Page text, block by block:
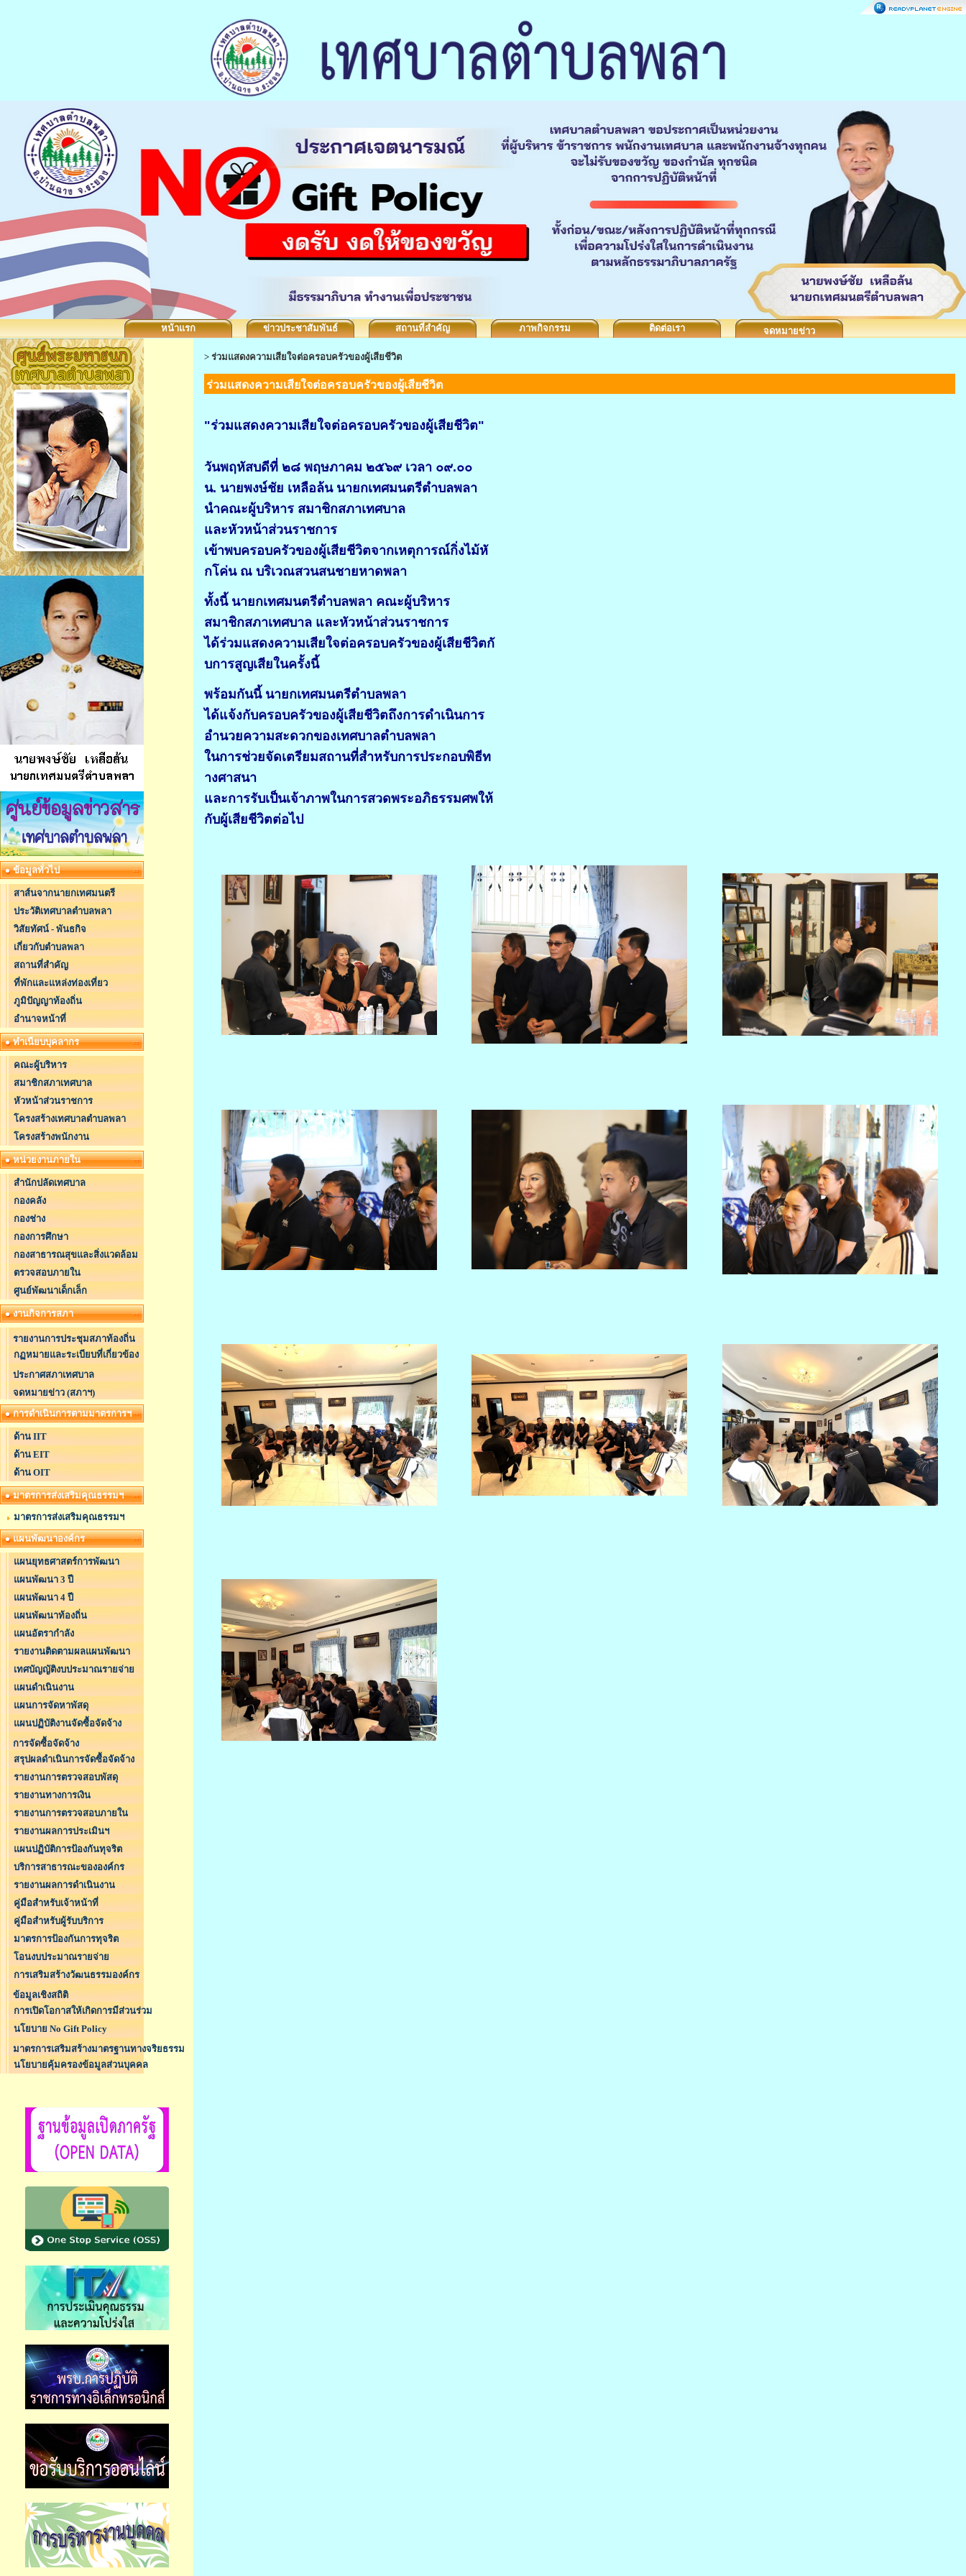
หน้าแรก ข่าวประชาสัมพันธ์ สถานที่สำคัญ ภาพกิจกรรม ติดต่อเรา จดหมายข่าว
ข้อมูลทั่วไป
สาส์นจากนายกเทศมนตรี
ประวัติเทศบาลตำบลพลา
วิสัยทัศน์ - พันธกิจ
เกี่ยวกับตำบลพลา
สถานที่สำคัญ
ที่พักและแหล่งท่องเที่ยว
ภูมิปัญญาท้องถิ่น
อำนาจหน้าที่
ทำเนียบบุคลากร
คณะผู้บริหาร
สมาชิกสภาเทศบาล
หัวหน้าส่วนราชการ
โครงสร้างเทศบาลตำบลพลา
โครงสร้างพนักงาน
หน่วยงานภายใน
สำนักปลัดเทศบาล
กองคลัง
กองช่าง
กองการศึกษา
กองสาธารณสุขและสิ่งแวดล้อม
ตรวจสอบภายใน
ศูนย์พัฒนาเด็กเล็ก
งานกิจการสภา
รายงานการประชุมสภาท้องถิ่น
กฏหมายและระเบียบที่เกี่ยวข้อง
ประกาศสภาเทศบาล
จดหมายข่าว (สภาฯ)
การดำเนินการตามมาตรการฯ
ด้าน IIT
ด้าน EIT
ด้าน OIT
มาตรการส่งเสริมคุณธรรมฯ
มาตรการส่งเสริมคุณธรรมฯ
แผนพัฒนาองค์กร
แผนยุทธศาสตร์การพัฒนา
แผนพัฒนา 3 ปี
แผนพัฒนา 4 ปี
แผนพัฒนาท้องถิ่น
แผนอัตรากำลัง
รายงานติดตามผลแผนพัฒนา
เทศบัญญัติงบประมาณรายจ่าย
แผนดำเนินงาน
แผนการจัดหาพัสดุ
แผนปฏิบัติงานจัดซื้อจัดจ้าง
การจัดซื้อจัดจ้าง
สรุปผลดำเนินการจัดซื้อจัดจ้าง
รายงานการตรวจสอบพัสดุ
รายงานทางการเงิน
รายงานการตรวจสอบภายใน
รายงานผลการประเมินฯ
แผนปฏิบัติการป้องกันทุจริต
บริการสาธารณะขององค์กร
รายงานผลการดำเนินงาน
คู่มือสำหรับเจ้าหน้าที่
คู่มือสำหรับผู้รับบริการ
มาตรการป้องกันการทุจริต
โอนงบประมาณรายจ่าย
การเสริมสร้างวัฒนธรรมองค์กร
ข้อมูลเชิงสถิติ
การเปิดโอกาสให้เกิดการมีส่วนร่วม
นโยบาย No Gift Policy
มาตรการเสริมสร้างมาตรฐานทางจริยธรรม
นโยบายคุ้มครองข้อมูลส่วนบุคคล
> ร่วมแสดงความเสียใจต่อครอบครัวของผู้เสียชีวิต
ร่วมแสดงความเสียใจต่อครอบครัวของผู้เสียชีวิต
"ร่วมแสดงความเสียใจต่อครอบครัวของผู้เสียชีวิต"
วันพฤหัสบดีที่ ๒๘ พฤษภาคม ๒๕๖๙ เวลา ๐๙.๐๐
น. นายพงษ์ชัย เหลือล้น นายกเทศมนตรีตำบลพลา
นำคณะผู้บริหาร สมาชิกสภาเทศบาล
และหัวหน้าส่วนราชการ
เข้าพบครอบครัวของผู้เสียชีวิตจากเหตุการณ์กิ่งไม้หั
กโค่น ณ บริเวณสวนสนชายหาดพลา
ทั้งนี้ นายกเทศมนตรีตำบลพลา คณะผู้บริหาร
สมาชิกสภาเทศบาล และหัวหน้าส่วนราชการ
ได้ร่วมแสดงความเสียใจต่อครอบครัวของผู้เสียชีวิตกั
บการสูญเสียในครั้งนี้
พร้อมกันนี้ นายกเทศมนตรีตำบลพลา
ได้แจ้งกับครอบครัวของผู้เสียชีวิตถึงการดำเนินการ
อำนวยความสะดวกของเทศบาลตำบลพลา
ในการช่วยจัดเตรียมสถานที่สำหรับการประกอบพิธีท
างศาสนา
และการรับเป็นเจ้าภาพในการสวดพระอภิธรรมศพให้
กับผู้เสียชีวิตต่อไป